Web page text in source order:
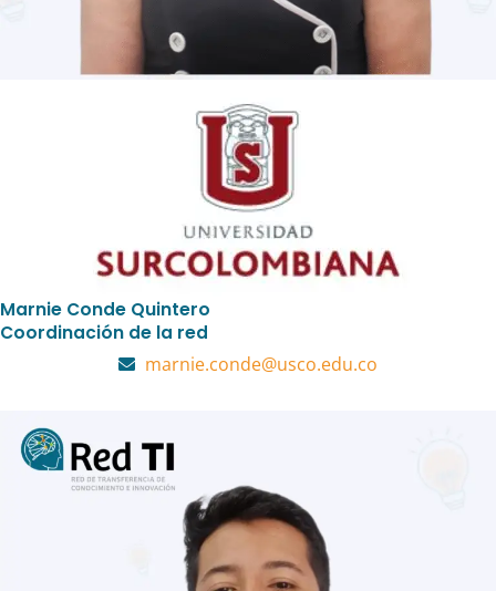
Marnie Conde Quintero
Coordinación de la red
marnie.conde@usco.edu.co